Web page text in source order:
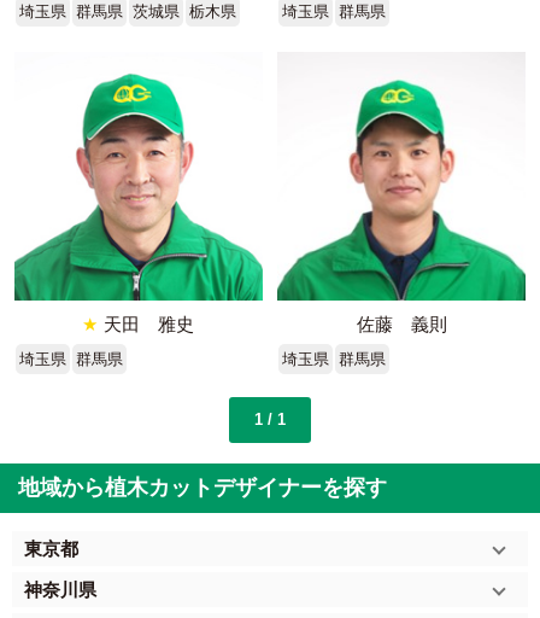
埼玉県 群馬県 茨城県 栃木県 埼玉県 群馬県
★ 天田 雅史
埼玉県 群馬県
佐藤 義則
埼玉県 群馬県
1 / 1
地域から植木カットデザイナーを探す
東京都
神奈川県